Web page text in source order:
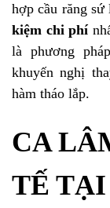
hợp cầu răng
kiệm chi phí
là phương
khuyến nghị
hàm tháo lắp.
CA
TẾ TẠI